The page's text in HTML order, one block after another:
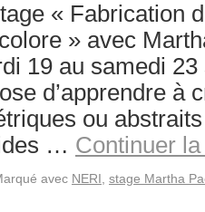
« Fabrication
» avec
19 au samedi
d’apprendre à
ou
… Continuer
avec NERI stage Martha